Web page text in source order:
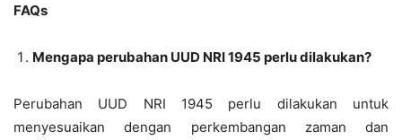
FAQs
Mengapa perubahan UUD NRI 1945 perlu dilakukan?
Perubahan UUD NRI 1945 perlu dilakukan untuk
menyesuaikan dengan perkembangan zaman dan